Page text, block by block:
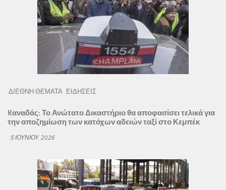
ΔΙΕΘΝΗ ΘΕΜΑΤΑ ΕΙΔΗΣΕΙΣ
Kαναδάς: Το Ανώτατο Δικαστήριο θα αποφασίσει τελικά για
την αποζημίωση των κατόχων αδειών ταξί στο Κεμπέκ
5 ΙΟΥΝΊΟΥ 2026